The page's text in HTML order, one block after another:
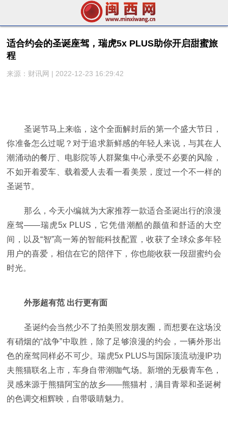
适合约会的圣诞座驾，瑞虎5x PLUS助你开启甜蜜旅
程
来源：财讯网 | 2022-12-23 16:29:42
圣诞节马上来临，这个全面解封后的第一个盛大节日，
你准备怎么过呢？对于追求新鲜感的年轻人来说，与其在人
潮涌动的餐厅、电影院等人群聚集中心承受不必要的风险，
不如开着爱车、载着爱人去看一看美景，度过一个不一样的
圣诞节。
那么，今天小编就为大家推荐一款适合圣诞出行的浪漫
座驾——瑞虎5x PLUS，它凭借潮酷的颜值和舒适的大空
间，以及“智”高一筹的智能科技配置，收获了全球众多年轻
用户的喜爱，相信在它的陪伴下，你也能收获一段甜蜜约会
时光。
外形超有范 出行更有面
圣诞约会当然少不了拍美照发朋友圈，而想要在这场没
有硝烟的“战争”中取胜，除了足够浪漫的约会，一辆外形出
色的座驾同样必不可少。瑞虎5x PLUS与国际顶流动漫IP功
夫熊猫联名上市，车身自带潮咖气场。新增的无极青车色，
灵感来源于熊猫阿宝的故乡——熊猫村，满目青翠和圣诞树
的色调交相辉映，自带吸睛魅力。